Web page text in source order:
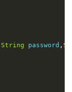
,password,telNo );
String password ,